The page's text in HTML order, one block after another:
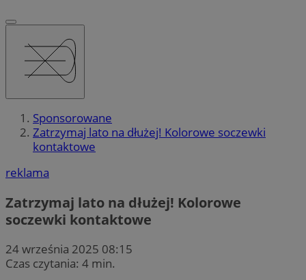
Sponsorowane
Zatrzymaj lato na dłużej! Kolorowe soczewki
kontaktowe
reklama
Zatrzymaj lato na dłużej! Kolorowe
soczewki kontaktowe
24 września 2025 08:15
Czas czytania: 4 min.